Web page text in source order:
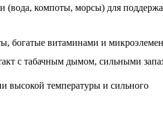
(вода, компоты, морсы) для
богатые витаминами и
с табачным дымом, сильными
высокой температуры и сильного